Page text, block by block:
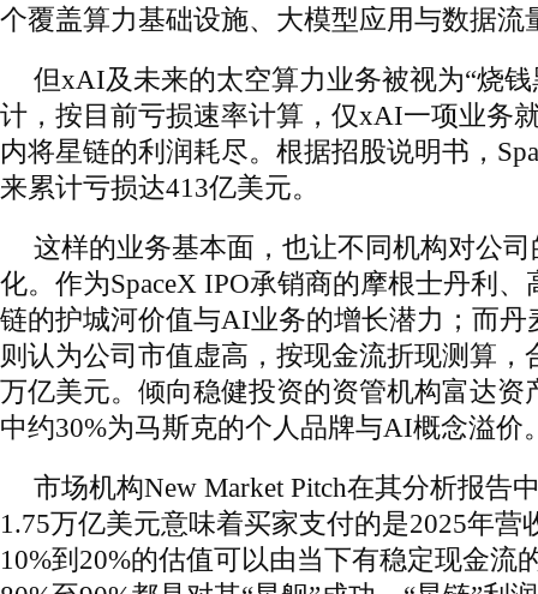
个覆盖算力基础设施、大模型应用与数据流
但xAI及未来的太空算力业务被视为“烧
计，按目前亏损速率计算，仅xAI一项业务
内将星链的利润耗尽。根据招股说明书，
来累计亏损达413亿美元。
这样的业务基本面，也让不同机构对公
化。作为SpaceX IPO承销商的摩根士丹利
链的护城河价值与AI业务的增长潜力；而丹
则认为公司市值虚高，按现金流折现测算，
万亿美元。倾向稳健投资的资管机构富达资
中约30%为马斯克的个人品牌与AI概念溢价
市场机构New Market Pitch在其分析报告
1.75万亿美元意味着买家支付的是2025年营
10%到20%的估值可以由当下有稳定现金流